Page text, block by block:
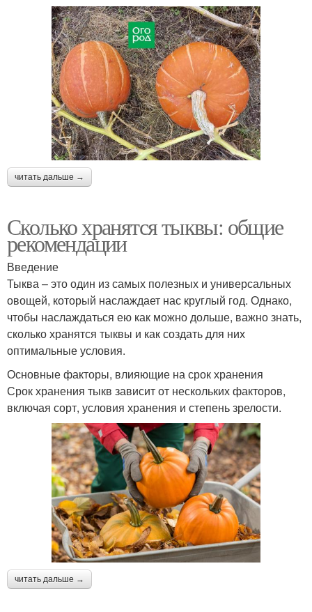
читать дальше →
Сколько хранятся тыквы: общие
рекомендации
Введение
Тыква – это один из самых полезных и универсальных
овощей, который наслаждает нас круглый год. Однако,
чтобы наслаждаться ею как можно дольше, важно знать,
сколько хранятся тыквы и как создать для них
оптимальные условия.
Основные факторы, влияющие на срок хранения
Срок хранения тыкв зависит от нескольких факторов,
включая сорт, условия хранения и степень зрелости.
читать дальше →